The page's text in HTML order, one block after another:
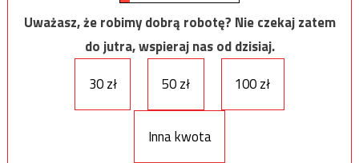
Uważasz, że robimy dobrą robotę? Nie czekaj zatem
do jutra, wspieraj nas od dzisiaj.
30 zł
50 zł 100 zł
Inna kwota